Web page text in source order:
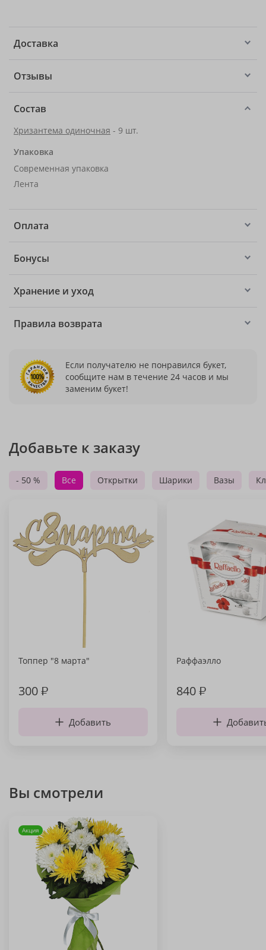
Доставка
Отзывы
Состав
Хризантема одиночная - 9 шт.
Упаковка
Современная упаковка
Лента
Оплата
Бонусы
Хранение и уход
Правила возврата
Если получателю не понравился букет,
сообщите нам в течение 24 часов и мы
заменим букет!
Добавьте к заказу
- 50 % Все Открытки Шарики Вазы
Топпер "8 марта"
300₽
Добавить
Раффаэлло
840₽
Вы смотрели
Акция